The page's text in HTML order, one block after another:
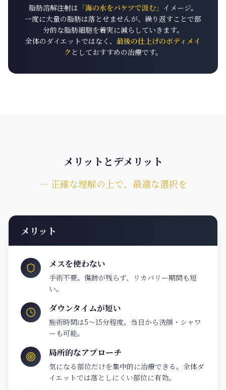
脂肪溶解注射は 「海の水をバケツで汲む」 イメージ。
一度に大量の脂肪は落とせませんが、繰り返すことで部
分的な脂肪細胞を着実に減らしていきます。
全体のダイエットではなく、 最後の仕上げのボディメイ
ク としておすすめの治療です。
メリットとデメリット
― 正確な理解の上で、最適な選択を
メリット
メスを使わない
手術不要。傷跡が残らず、リカバリー期間も短
い。
ダウンタイムが短い
施術時間は5〜15分程度。当日から洗顔・シャワ
ーも可能。
局所的なアプローチ
気になる部位だけを集中的に治療できる。全体ダ
イエットでは落としにくい部位に有効。